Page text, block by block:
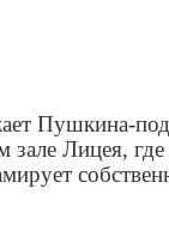
Пушкина-
Лицея,